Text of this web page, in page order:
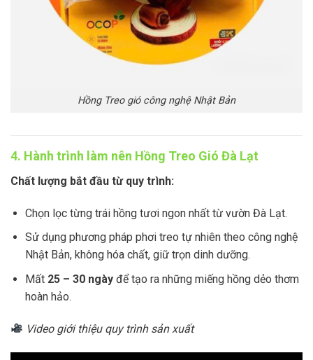
Hồng Treo gió công nghệ Nhật Bản
4. Hành trình làm nên Hồng Treo Gió Đà Lạt
Chất lượng bắt đầu từ quy trình:
Chọn lọc từng trái hồng tươi ngon nhất từ vườn Đà Lạt.
Sử dụng phương pháp phơi treo tự nhiên theo công nghệ
Nhật Bản, không hóa chất, giữ trọn dinh dưỡng.
Mất 25 – 30 ngàyđể tạo ra những miếng hồng dẻo thơm
hoàn hảo.
Video giới thiệu quy trình sản xuất